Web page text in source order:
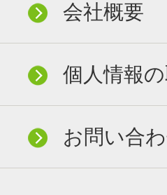
会社概要
個人情報
お問い合